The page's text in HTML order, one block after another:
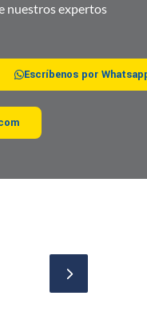
nuestros expertos
Escríbenos por